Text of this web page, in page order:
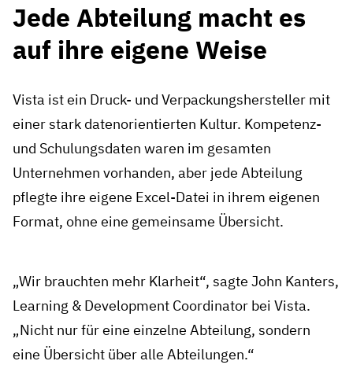
Jede Abteilung macht es
auf ihre eigene Weise
Vista ist ein Druck- und Verpackungshersteller mit
einer stark datenorientierten Kultur. Kompetenz-
und Schulungsdaten waren im gesamten
Unternehmen vorhanden, aber jede Abteilung
pflegte ihre eigene Excel-Datei in ihrem eigenen
Format, ohne eine gemeinsame Übersicht.
„Wir brauchten mehr Klarheit“, sagte John Kanters,
Learning & Development Coordinator bei Vista.
„Nicht nur für eine einzelne Abteilung, sondern
eine Übersicht über alle Abteilungen.“